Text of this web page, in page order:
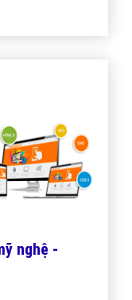
nghệ -